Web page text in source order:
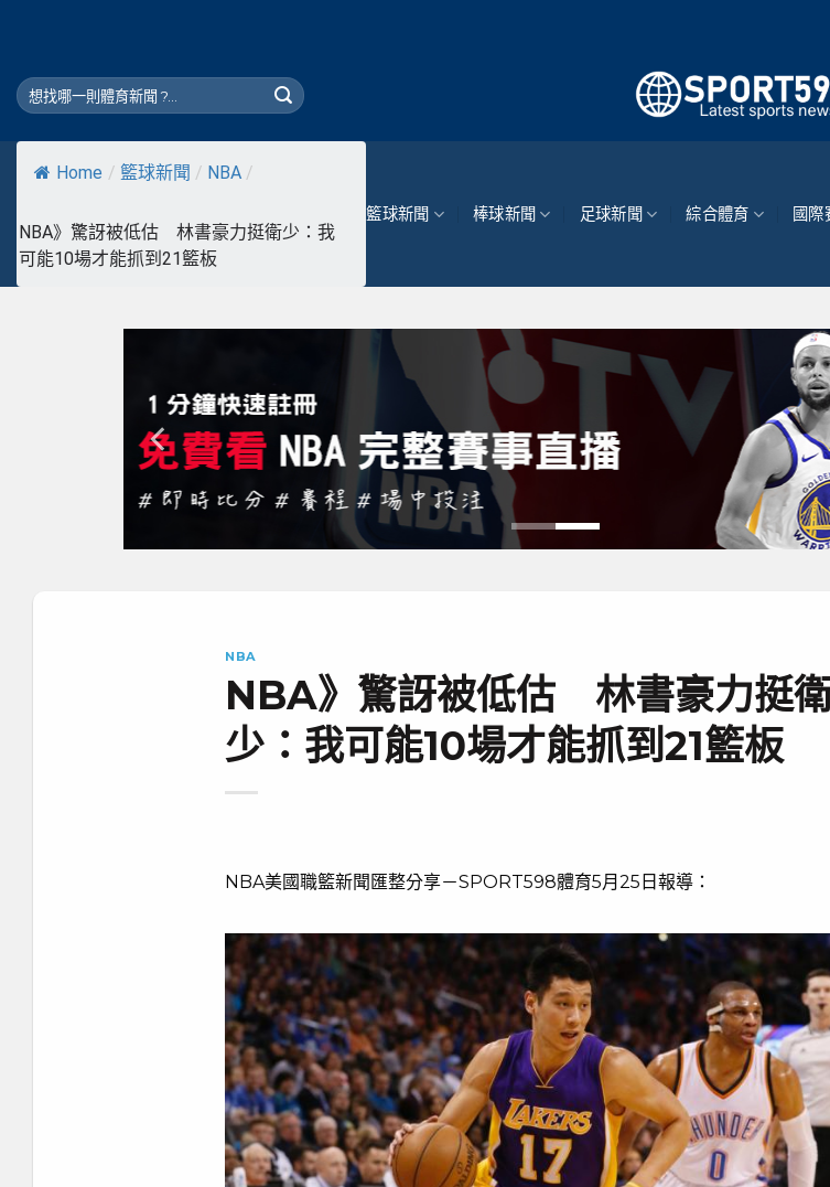
Home / 籃球新聞 / NBA /
NBA》驚訝被低估 林書豪力挺衛少：我
可能10場才能抓到21籃板
籃球新聞 棒球新聞 足球新聞 綜合體育 國際
NBA
NBA》驚訝被低估 林書豪力挺
少：我可能10場才能抓到21籃板
NBA美國職籃新聞匯整分享－SPORT598體育5月25日報導：